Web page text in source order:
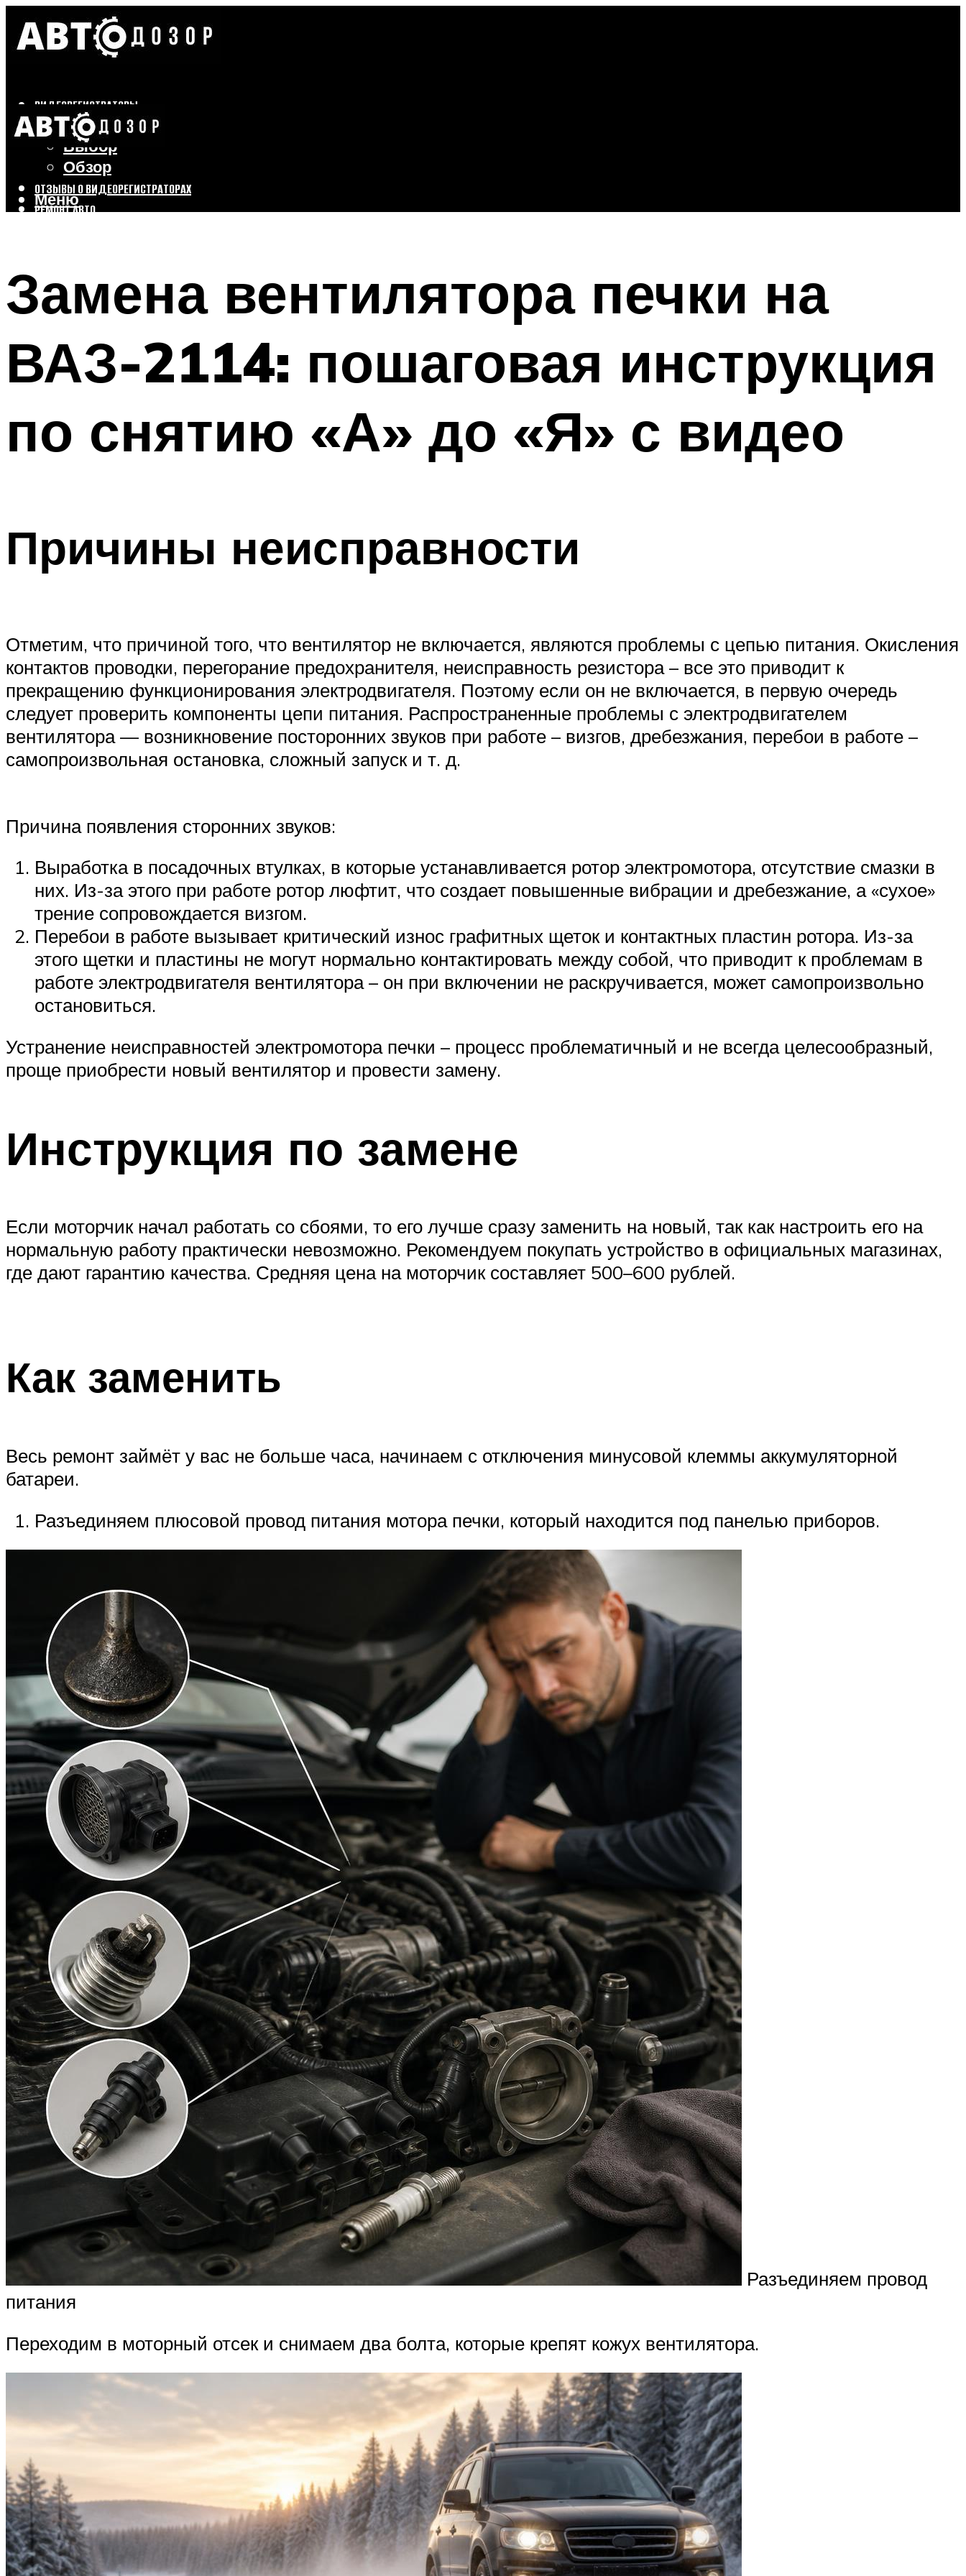
ВИДЕОРЕГИСТРАТОРЫ
Бренды
Выбор
Обзор
ОТЗЫВЫ О ВИДЕОРЕГИСТРАТОРАХ
РЕМОНТ АВТО
Меню
Меню
Замена вентилятора печки на
ВАЗ-2114: пошаговая инструкция
по снятию «А» до «Я» с видео
Причины неисправности
Отметим, что причиной того, что вентилятор не включается, являются проблемы с цепью питания. Окисления
контактов проводки, перегорание предохранителя, неисправность резистора – все это приводит к
прекращению функционирования электродвигателя. Поэтому если он не включается, в первую очередь
следует проверить компоненты цепи питания. Распространенные проблемы с электродвигателем
вентилятора — возникновение посторонних звуков при работе – визгов, дребезжания, перебои в работе –
самопроизвольная остановка, сложный запуск и т. д.
Причина появления сторонних звуков:
Выработка в посадочных втулках, в которые устанавливается ротор электромотора, отсутствие смазки в
них. Из-за этого при работе ротор люфтит, что создает повышенные вибрации и дребезжание, а «сухое»
трение сопровождается визгом.
Перебои в работе вызывает критический износ графитных щеток и контактных пластин ротора. Из-за
этого щетки и пластины не могут нормально контактировать между собой, что приводит к проблемам в
работе электродвигателя вентилятора – он при включении не раскручивается, может самопроизвольно
остановиться.
Устранение неисправностей электромотора печки – процесс проблематичный и не всегда целесообразный,
проще приобрести новый вентилятор и провести замену.
Инструкция по замене
Если моторчик начал работать со сбоями, то его лучше сразу заменить на новый, так как настроить его на
нормальную работу практически невозможно. Рекомендуем покупать устройство в официальных магазинах,
где дают гарантию качества. Средняя цена на моторчик составляет 500–600 рублей.
Как заменить
Весь ремонт займёт у вас не больше часа, начинаем с отключения минусовой клеммы аккумуляторной
батареи.
Разъединяем плюсовой провод питания мотора печки, который находится под панелью приборов.
Разъединяем провод
питания
Переходим в моторный отсек и снимаем два болта, которые крепят кожух вентилятора.